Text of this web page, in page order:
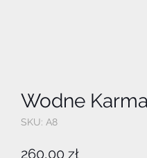
Wodne
SKU: A8
260,00 złCena